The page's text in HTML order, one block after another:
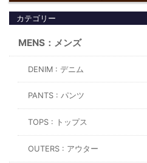
カテゴリー
MENS：メンズ
DENIM : デニム
PANTS : パンツ
TOPS : トップス
OUTERS : アウター